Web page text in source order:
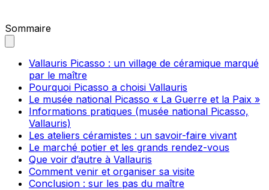
Sommaire
Vallauris Picasso : un village de céramique marqué
par le maître
Pourquoi Picasso a choisi Vallauris
Le musée national Picasso « La Guerre et la Paix »
Informations pratiques (musée national Picasso,
Vallauris)
Les ateliers céramistes : un savoir-faire vivant
Le marché potier et les grands rendez-vous
Que voir d’autre à Vallauris
Comment venir et organiser sa visite
Conclusion : sur les pas du maître